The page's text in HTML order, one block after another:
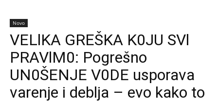
Novo
VELlKA GREŠKA K0JU SVl
PRAVlM0: Pogrešno
UN0ŠENJE V0DE usporava
varenje i deblja – evo kako to